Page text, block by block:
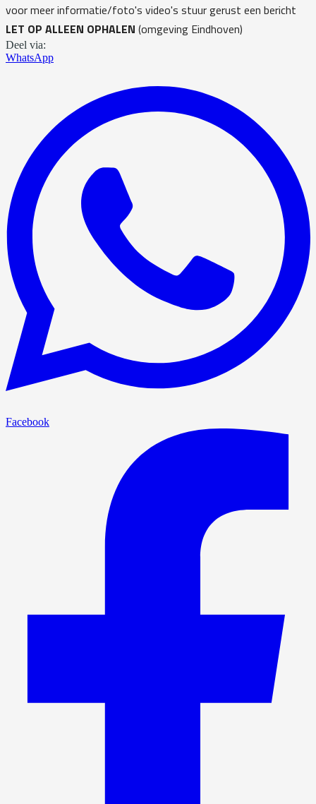
voor meer informatie/foto's video's stuur gerust een bericht
LET OP ALLEEN OPHALEN (omgeving Eindhoven)
Deel via:
WhatsApp
Facebook